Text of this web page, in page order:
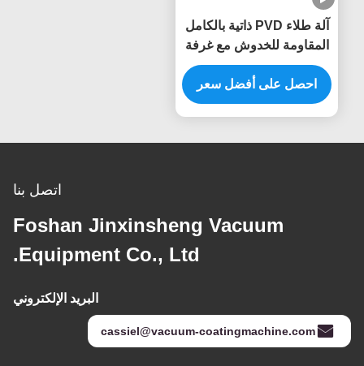
آلة طلاء PVD ذاتية بالكامل
المقاومة للخدوش مع غرفة
من الفولاذ المقاوم للصدأ
لأطر الأثاث
احصل على أفضل سعر
اتصل بنا
Foshan Jinxinsheng Vacuum
Equipment Co., Ltd.
البريد الإلكتروني
cassiel@vacuum-coatingmachine.com